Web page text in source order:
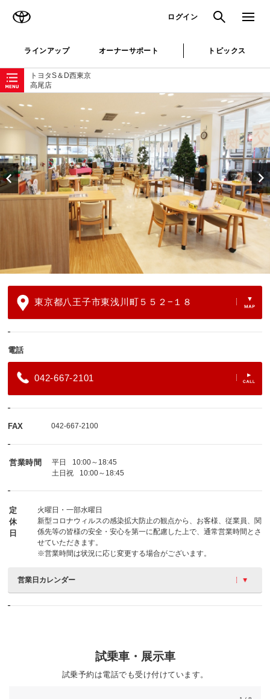
ログイン 検索 メニュ
ラインアップ オーナーサポート トピックス
トヨタS＆D西東京
高尾店
ローカルナビゲーション
東京都八王子市東浅川町５５２−１８
電話
042-667-2101
FAX 042-667-2100
営業時間 平日
10:00～18:45
土日祝
10:00～18:45
定
休
日
火曜日・一部水曜日
新型コロナウィルスの感染拡大防止の観点から、お客様、従業員、関
係先等の皆様の安全・安心を第一に配慮した上で、通常営業時間とさ
せていただきます。
※営業時間は状況に応じ変更する場合がございます。
営業日カレンダー
試乗車・展示車
試乗予約は電話でも受け付けています。